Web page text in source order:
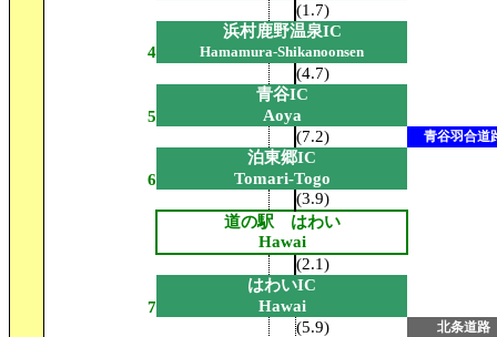
(1.7)
浜村鹿野温泉IC
4
Hamamura-Shikanoonsen
(4.7)
青谷IC
5
Aoya
(7.2)
青谷羽合道
泊東郷IC
6
Tomari-Togo
(3.9)
道の駅 はわい
Hawai
(2.1)
はわいIC
7
Hawai
(5.9)
北条道路